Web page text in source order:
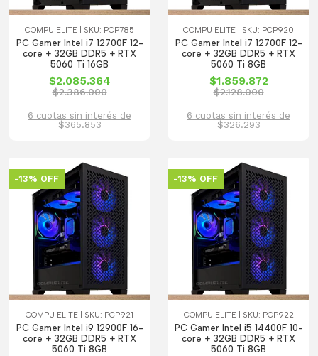
COMPU ELITE | SKU: PCP785
PC Gamer Intel i7 12700F 12-
core + 32GB DDR5 + RTX
5060 Ti 16GB
$2.085.364
$2.386.000
6 cuotas sin interés de
$365.853
COMPU ELITE | SKU: PCP920
PC Gamer Intel i7 12700F 12-
core + 32GB DDR5 + RTX
5060 Ti 8GB
$1.859.872
$2.128.000
6 cuotas sin interés de
$326.293
-13% OFF
COMPU ELITE | SKU: PCP921
PC Gamer Intel i9 12900F 16-
core + 32GB DDR5 + RTX
5060 Ti 8GB
-13% OFF
COMPU ELITE | SKU: PCP922
PC Gamer Intel i5 14400F 10-
core + 32GB DDR5 + RTX
5060 Ti 8GB